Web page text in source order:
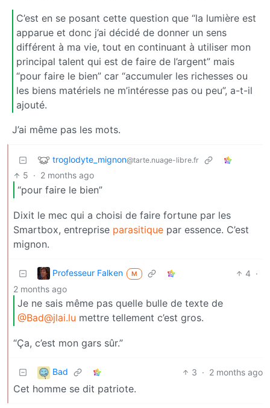
C’est en se posant cette question que “la lumière est
apparue et donc j’ai décidé de donner un sens
différent à ma vie, tout en continuant à utiliser mon
principal talent qui est de faire de l’argent” mais
“pour faire le bien” car “accumuler les richesses ou
les biens matériels ne m’intéresse pas ou peu”, a-t-il
ajouté.
J’ai même pas les mots.
troglodyte_mignon@tarte.nuage-libre.fr
5 · 2 months ago
“pour faire le bien”
Dixit le mec qui a choisi de faire fortune par les
Smartbox, entreprise parasitique par essence. C’est
mignon.
Professeur Falken M 4 ·
2 months ago
Je ne sais même pas quelle bulle de texte de
@Bad@jlai.lu mettre tellement c’est gros.
“Ça, c’est mon gars sûr.”
Bad 3 · 2 months ago
Cet homme se dit patriote.